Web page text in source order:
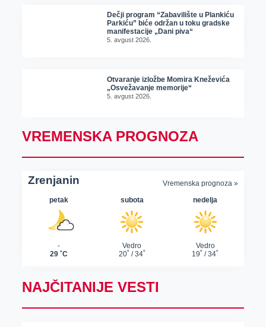
Dečji program “Zabavilište u Plankiću
Parkiću” biće održan u toku gradske
manifestacije „Dani piva“
5. avgust 2026.
Otvaranje izložbe Momira Kneževića
„Osvežavanje memorije“
5. avgust 2026.
VREMENSKA PROGNOZA
NAJČITANIJE VESTI